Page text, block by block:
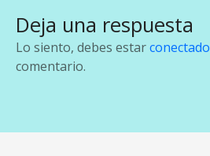
g
a
i
Deja una respuesta
Lo siento, debes estarconectado
comentario.